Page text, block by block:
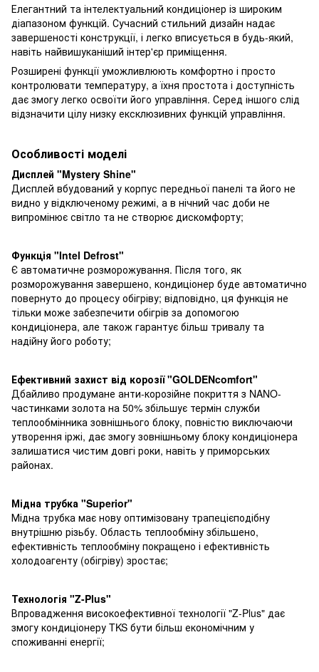
Елегантний та інтелектуальний кондиціонер із широким
діапазоном функцій. Сучасний стильний дизайн надає
завершеності конструкції, і легко вписується в будь-який,
навіть найвишуканіший інтер'єр приміщення.
Розширені функції уможливлюють комфортно і просто
контролювати температуру, а їхня простота і доступність
дає змогу легко освоїти його управління. Серед іншого слід
відзначити цілу низку ексклюзивних функцій управління.
Особливості моделі
Дисплей "Mystery Shine"
Дисплей вбудований у корпус передньої панелі та його не
видно у відключеному режимі, а в нічний час доби не
випромінює світло та не створює дискомфорту;
Функція "Intel Defrost"
Є автоматичне розморожування. Після того, як
розморожування завершено, кондиціонер буде автоматично
повернуто до процесу обігріву; відповідно, ця функція не
тільки може забезпечити обігрів за допомогою
кондиціонера, але також гарантує більш тривалу та
надійну його роботу;
Ефективний захист від корозії "GOLDENcomfort"
Дбайливо продумане анти-корозійне покриття з NANO-
частинками золота на 50% збільшує термін служби
теплообмінника зовнішнього блоку, повністю виключаючи
утворення іржі, дає змогу зовнішньому блоку кондиціонера
залишатися чистим довгі роки, навіть у приморських
районах.
Мідна трубка "Superior"
Мідна трубка має нову оптимізовану трапецієподібну
внутрішню різьбу. Область теплообміну збільшено,
ефективність теплообміну покращено і ефективність
холодоагенту (обігріву) зростає;
Технологія "Z-Plus"
Впровадження високоефективної технології "Z-Plus" дає
змогу кондиціонеру TKS бути більш економічним у
споживанні енергії;